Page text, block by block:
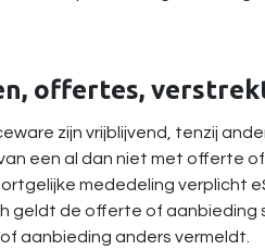
offertes,
zijn vrijblijvend, tenzij
een al dan niet met offerte
mededeling verplicht
geldt de offerte of aanbieding
aanbieding anders vermeldt.